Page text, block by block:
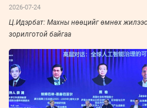
2026-07-24
Ц.Идэрбат: Махны нөөцийг өмнөх жилээс
зорилготой байгаа